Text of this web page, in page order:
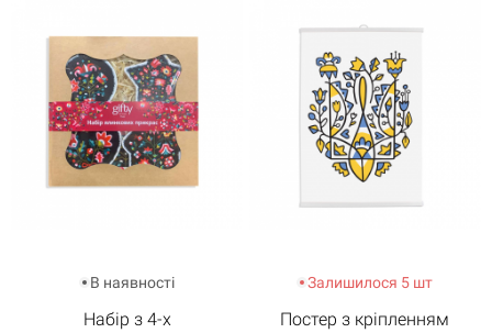
В наявності
Набір з 4-х
Залишилося 5 шт
Постер з кріпленням